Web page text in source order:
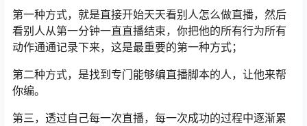
第一种方式，就是直接开始天天看别人怎么做直播，然后
看别人从第一分钟一直直播结束，你把他的所有行为所有
动作通通记录下来，这是最重要的第一种方式；
第二种方式，是找到专门能够编直播脚本的人，让他来帮
你编。
第三，透过自己每一次直播，每一次成功的过程中逐渐累